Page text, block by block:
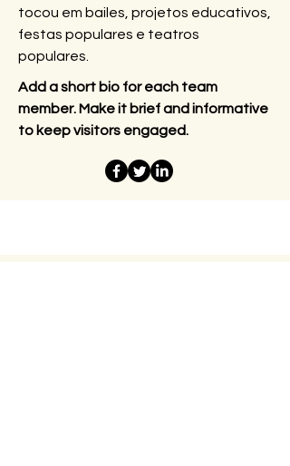
tocou em bailes, projetos educativos,
festas populares e teatros
populares.
Add a short bio for each team
member. Make it brief and informative
to keep visitors engaged.